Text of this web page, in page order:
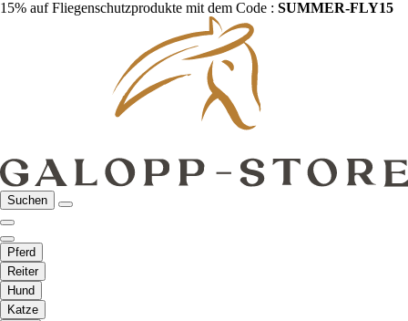
15% auf Fliegenschutzprodukte mit dem Code : SUMMER-FLY15
Suchen
Pferd
Reiter
Hund
Katze